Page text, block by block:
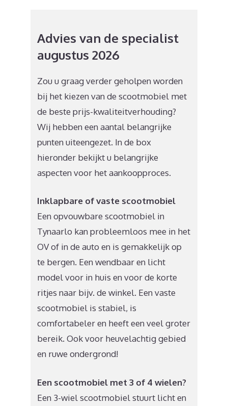
Advies van de specialist
augustus 2026
Zou u graag verder geholpen worden
bij het kiezen van de scootmobiel met
de beste prijs-kwaliteitverhouding?
Wij hebben een aantal belangrijke
punten uiteengezet. In de box
hieronder bekijkt u belangrijke
aspecten voor het aankoopproces.
Inklapbare of vaste scootmobiel
Een opvouwbare scootmobiel in
Tynaarlo kan probleemloos mee in het
OV of in de auto en is gemakkelijk op
te bergen. Een wendbaar en licht
model voor in huis en voor de korte
ritjes naar bijv. de winkel. Een vaste
scootmobiel is stabiel, is
comfortabeler en heeft een veel groter
bereik. Ook voor heuvelachtig gebied
en ruwe ondergrond!
Een scootmobiel met 3 of 4 wielen?
Een 3-wiel scootmobiel stuurt licht en